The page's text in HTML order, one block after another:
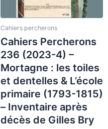
Cahiers percherons
Cahiers Percherons
236 (2023-4) –
Mortagne : les toiles
et dentelles & L’école
primaire (1793-1815)
– Inventaire après
décès de Gilles Bry